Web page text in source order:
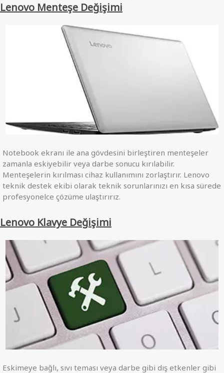
Lenovo Menteşe Değişimi
Notebook ekranı ile ana gövdesini birleştiren menteşeler
zamanla eskiyebilir veya darbe sonucu kırılabilir.
Menteşelerin kırılması cihaz kullanımını zorlaştırır. Lenovo
teknik destek ekibi olarak teknik sorunlarınızı en kısa sürede
profesyonelce çözüme ulaştırırız.
Lenovo Klavye Değişimi
Eskimeye bağlı, sıvı teması veya darbe gibi dış etkenler gibi